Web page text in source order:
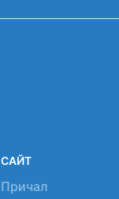
САЙТ
Причал